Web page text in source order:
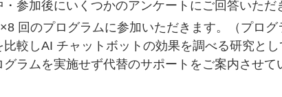
参加後にいくつかのアンケートにご回答いただ
回のプログラムに参加いただきます。（プログ
比較しAI チャットボットの効果を調べる研究と
ラムを実施せず代替のサポートをご案内させて